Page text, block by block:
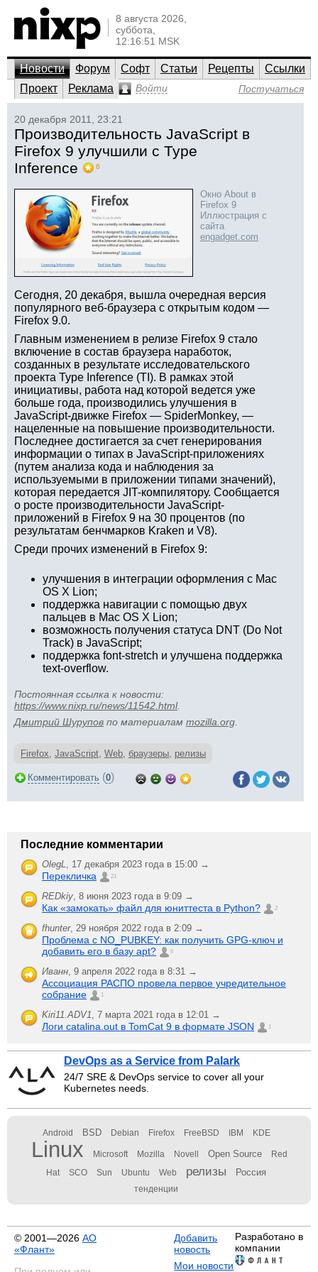
8 августа 2026,
суббота,
12:16:51 MSK
Новости Форум Софт Статьи Рецепты
Ссылки
Проект
Реклама Войти Постучаться
20 декабря 2011, 23:21
Производительность JavaScript в
Firefox 9 улучшили с Type
Inference
6
Окно About в
Firefox 9
Иллюстрация с
сайта
engadget.com
Сегодня, 20 декабря, вышла очередная версия
популярного веб-браузера с открытым кодом —
Firefox 9.0.
Главным изменением в релизе Firefox 9 стало
включение в состав браузера наработок,
созданных в результате исследовательского
проекта Type Inference (TI). В рамках этой
инициативы, работа над которой ведется уже
больше года, производились улучшения в
JavaScript-движке Firefox — SpiderMonkey, —
нацеленные на повышение производительности.
Последнее достигается за счет генерирования
информации о типах в JavaScript-приложениях
(путем анализа кода и наблюдения за
используемыми в приложении типами значений),
которая передается JIT-компилятору. Сообщается
о росте производительности JavaScript-
приложений в Firefox 9 на 30 процентов (по
результатам бенчмарков Kraken и V8).
Среди прочих изменений в Firefox 9:
улучшения в интеграции оформления с Mac
OS X Lion;
поддержка навигации с помощью двух
пальцев в Mac OS X Lion;
возможность получения статуса DNT (Do Not
Track) в JavaScript;
поддержка font-stretch и улучшена поддержка
text-overflow.
Постоянная ссылка к новости:
https://www.nixp.ru/news/11542.html.
Дмитрий Шурупов по материалам mozilla.org
Firefox, JavaScript, Web, браузеры, релизы
Комментировать (0)
Последние комментарии
OlegL, 17 декабря 2023 года в 15:00 →
Перекличка 21
REDkiy, 8 июня 2023 года в 9:09 →
Как «замокать» файл для юниттеста в Python? 2
fhunter, 29 ноября 2022 года в 2:09 →
Проблема с NO_PUBKEY: как получить GPG-ключ и
добавить его в базу apt?
6
Иванн, 9 апреля 2022 года в 8:31 →
Ассоциация РАСПО провела первое учредительное
собрание
1
Kiri11.ADV1, 7 марта 2021 года в 12:01 →
Логи catalina.out в TomCat 9 в формате JSON 1
DevOps as a Service from Palark
24/7 SRE & DevOps service to cover all your
Kubernetes needs.
Android BSD Debian Firefox FreeBSD IBM KDE
Linux Microsoft Mozilla Novell Open Source Red
Hat SCO Sun Ubuntu Web релизы Россия
тенденции
© 2001—2026 АО
«Флант»
Добавить
новость
Мои новости
Разработано в
компании